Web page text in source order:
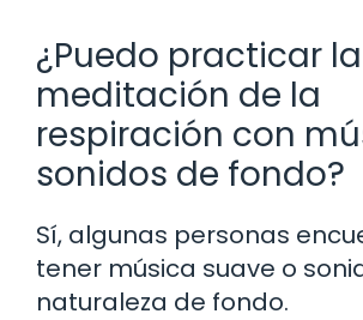
¿Puedo practicar la
meditación de la
respiración con
sonidos de fondo?
Sí, algunas personas
tener música suave o
naturaleza de fondo.